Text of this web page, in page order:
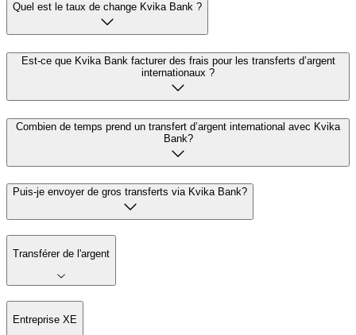
Quel est le taux de change Kvika Bank ?
Est-ce que Kvika Bank facturer des frais pour les transferts d’argent
internationaux ?
Combien de temps prend un transfert d’argent international avec Kvika
Bank?
Puis-je envoyer de gros transferts via Kvika Bank?
Transférer de l'argent
Entreprise XE